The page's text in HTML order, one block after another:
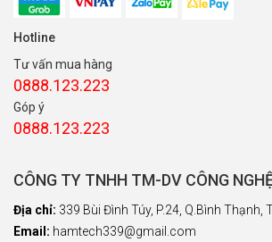
Hotline
Tư vấn mua hàng
0888.123.223
Góp ý
0888.123.223
CÔNG TY TNHH TM-DV CÔNG
Địa chỉ: 339 Bùi Đình Túy, P.24, Q.Bình Thạnh,
Email: hamtech339@gmail.com